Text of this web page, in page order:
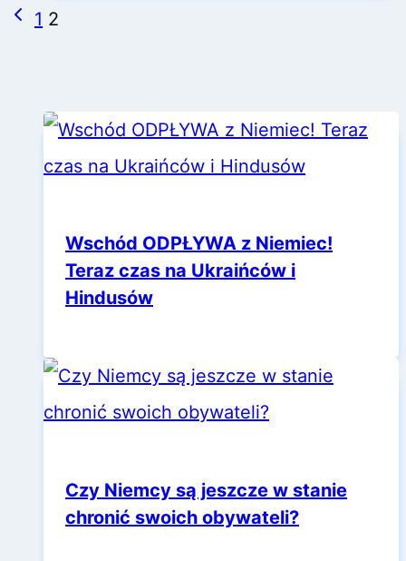
Nawigacja
Poprzednia
1 2
Wschód ODPŁYWA z Niemiec!
Teraz czas na Ukraińców i
Hindusów
Czy Niemcy są jeszcze w stanie
chronić swoich obywateli?